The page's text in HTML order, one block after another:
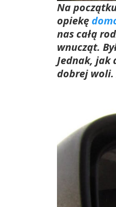
Na
opiekę
nas całą
wnucząt.
Jednak, jak
dobrej woli.